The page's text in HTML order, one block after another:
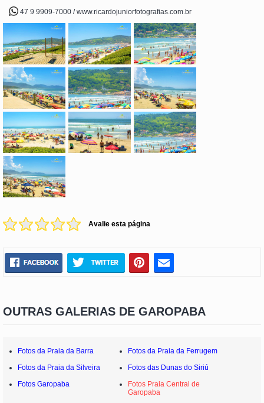
47 9 9909-7000 / www.ricardojuniorfotografias.com.br
Avalie esta página
OUTRAS GALERIAS DE GAROPABA
Fotos da Praia da Barra
Fotos da Praia da Ferrugem
Fotos da Praia da Silveira
Fotos das Dunas do Siriú
Fotos Garopaba
Fotos Praia Central de
Garopaba